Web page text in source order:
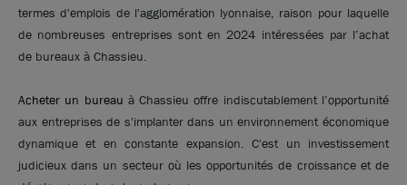
termes d'emplois de l'agglomération lyonnaise, raison pour laquelle
de nombreuses entreprises sont en 2024 intéressées par l’achat
de bureaux à Chassieu.
Acheter un bureau à Chassieu offre indiscutablement l’opportunité
aux entreprises de s'implanter dans un environnement économique
dynamique et en constante expansion. C'est un investissement
judicieux dans un secteur où les opportunités de croissance et de